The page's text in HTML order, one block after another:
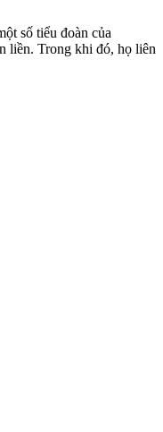
số tiểu đoàn của
liền. Trong khi đó, họ liên